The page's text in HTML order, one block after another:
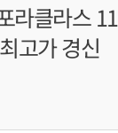
라클라스
고가 경신